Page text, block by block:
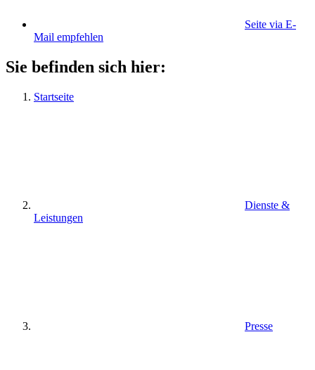
Seite via E-
Mail empfehlen
Sie befinden sich hier:
Startseite
Dienste &
Leistungen
Presse